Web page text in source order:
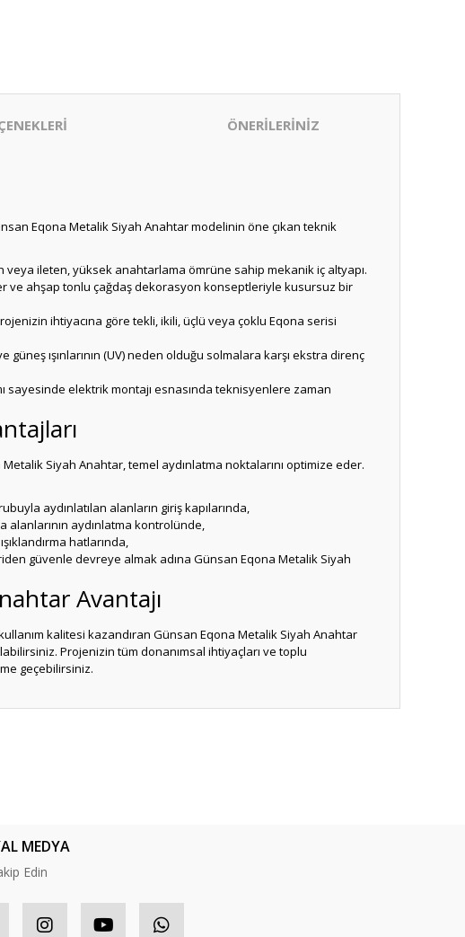
ÖNERİLERİNİZ
Eqona Metalik Siyah Anahtar modelinin öne çıkan teknik
veya ileten, yüksek anahtarlama ömrüne sahip mekanik iç altyapı.
ve ahşap tonlu çağdaş dekorasyon konseptleriyle kusursuz bir
ihtiyacına göre tekli, ikili, üçlü veya çoklu Eqona serisi
ışınlarının (UV) neden olduğu solmalara karşı ekstra direnç
sayesinde elektrik montajı esnasında teknisyenlere zaman
Siyah Anahtar, temel aydınlatma noktalarını optimize eder.
aydınlatılan alanların giriş kapılarında,
alanlarının aydınlatma kontrolünde,
hatlarında,
güvenle devreye almak adına Günsan Eqona Metalik Siyah
Avantajı
kalitesi kazandıran Günsan Eqona Metalik Siyah Anahtar
Projenizin tüm donanımsal ihtiyaçları ve toplu
geçebilirsiniz.
MEDYA
Edin